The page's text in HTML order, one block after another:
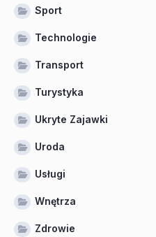
Sport
Technologie
Transport
Turystyka
Ukryte Zajawki
Uroda
Usługi
Wnętrza
Zdrowie